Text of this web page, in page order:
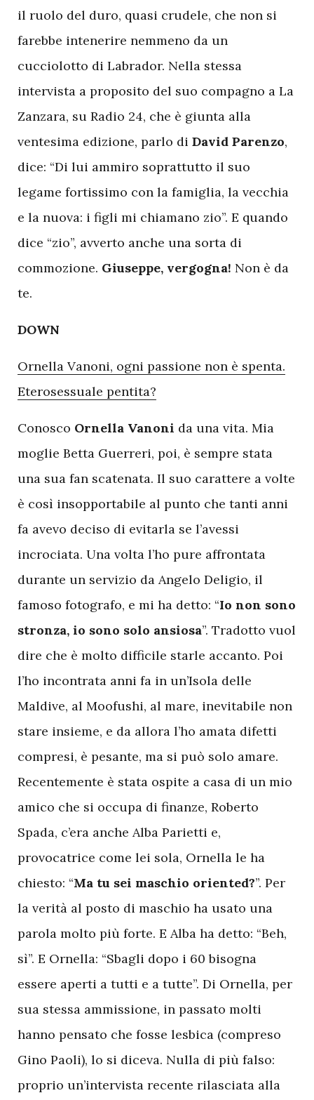
il ruolo del duro, quasi crudele, che non si
farebbe intenerire nemmeno da un
cucciolotto di Labrador. Nella stessa
intervista a proposito del suo compagno a La
Zanzara, su Radio 24, che è giunta alla
ventesima edizione, parlo di David Parenzo,
dice: “Di lui ammiro soprattutto il suo
legame fortissimo con la famiglia, la vecchia
e la nuova: i figli mi chiamano zio”. E quando
dice “zio”, avverto anche una sorta di
commozione. Giuseppe, vergogna! Non è da
te.
DOWN
Ornella Vanoni, ogni passione non è spenta.
Eterosessuale pentita?
Conosco Ornella Vanoni da una vita. Mia
moglie Betta Guerreri, poi, è sempre stata
una sua fan scatenata. Il suo carattere a volte
è così insopportabile al punto che tanti anni
fa avevo deciso di evitarla se l’avessi
incrociata. Una volta l’ho pure affrontata
durante un servizio da Angelo Deligio, il
famoso fotografo, e mi ha detto: “Io non sono
stronza, io sono solo ansiosa”. Tradotto vuol
dire che è molto difficile starle accanto. Poi
l’ho incontrata anni fa in un’Isola delle
Maldive, al Moofushi, al mare, inevitabile non
stare insieme, e da allora l’ho amata difetti
compresi, è pesante, ma si può solo amare.
Recentemente è stata ospite a casa di un mio
amico che si occupa di finanze, Roberto
Spada, c’era anche Alba Parietti e,
provocatrice come lei sola, Ornella le ha
chiesto: “Ma tu sei maschio oriented?”. Per
la verità al posto di maschio ha usato una
parola molto più forte. E Alba ha detto: “Beh,
sì”. E Ornella: “Sbagli dopo i 60 bisogna
essere aperti a tutti e a tutte”. Di Ornella, per
sua stessa ammissione, in passato molti
hanno pensato che fosse lesbica (compreso
Gino Paoli), lo si diceva. Nulla di più falso:
proprio un’intervista recente rilasciata alla